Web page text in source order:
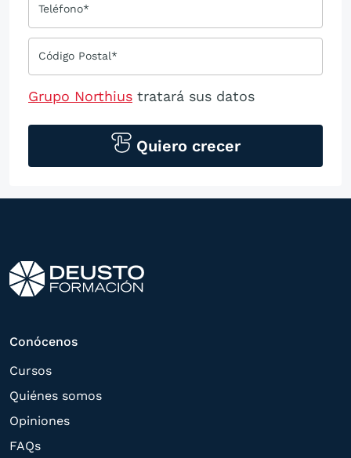
Teléfono*
Código Postal*
Grupo Northius tratará sus datos
tecnológicos, incluso aplicaciones de
mensajería instantánea, con el fin de
interés manifestado y, en su caso, para
tramitar la contratación
estas puedan hacerle llegar la mejor
oferta de productos y servicios de acuerdo
a su petición. Quedan reconocidos los
derechos de acceso,
Quiero crecer
Conócenos
Cursos
Quiénes somos
Opiniones
FAQs